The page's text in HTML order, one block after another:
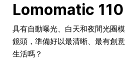
Lomomatic 110
具有自動曝光、白天和夜間光圈
鏡頭，準備好以最清晰、最有創
生活嗎？